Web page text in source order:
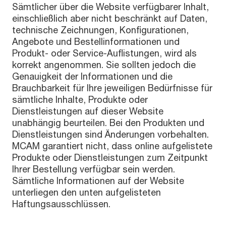
Sämtlicher über die Website verfügbarer Inhalt,
einschließlich aber nicht beschränkt auf Daten,
technische Zeichnungen, Konfigurationen,
Angebote und Bestellinformationen und
Produkt- oder Service-Auflistungen, wird als
korrekt angenommen. Sie sollten jedoch die
Genauigkeit der Informationen und die
Brauchbarkeit für Ihre jeweiligen Bedürfnisse für
sämtliche Inhalte, Produkte oder
Dienstleistungen auf dieser Website
unabhängig beurteilen. Bei den Produkten und
Dienstleistungen sind Änderungen vorbehalten.
MCAM garantiert nicht, dass online aufgelistete
Produkte oder Dienstleistungen zum Zeitpunkt
Ihrer Bestellung verfügbar sein werden.
Sämtliche Informationen auf der Website
unterliegen den unten aufgelisteten
Haftungsausschlüssen.